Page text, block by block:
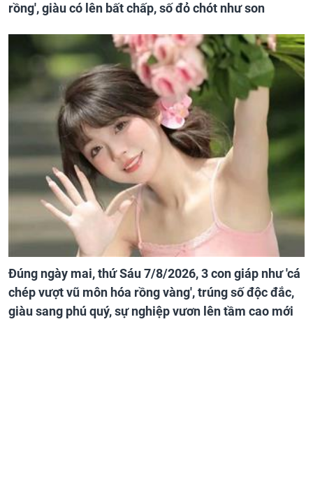
rồng', giàu có lên bất chấp, số đỏ chót như son
Đúng ngày mai, thứ Sáu 7/8/2026, 3 con giáp như 'cá
chép vượt vũ môn hóa rồng vàng', trúng số độc đắc,
giàu sang phú quý, sự nghiệp vươn lên tầm cao mới